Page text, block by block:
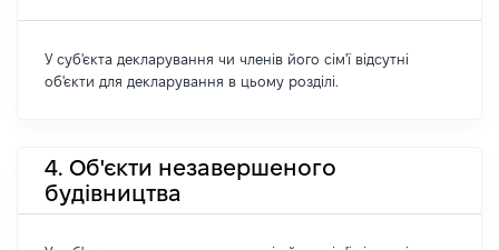
У суб'єкта декларування чи членів його сім'ї відсутні
об'єкти для декларування в цьому розділі.
4. Об'єкти незавершеного
будівництва